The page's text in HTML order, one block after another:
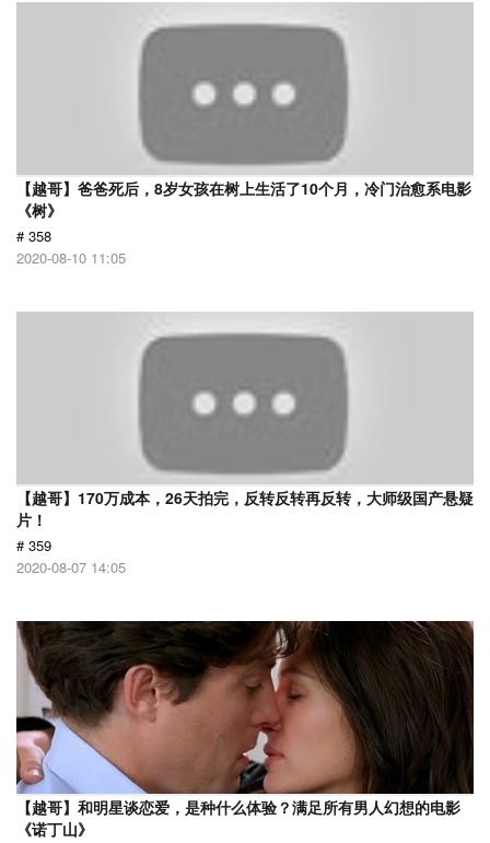
【越哥】爸爸死后，8岁女孩在树上生活了10个月，冷门治愈系电影
《树》
# 358
2020-08-10 11:05
【越哥】170万成本，26天拍完，反转反转再反转，大师级国产悬疑
片！
# 359
2020-08-07 14:05
【越哥】和明星谈恋爱，是种什么体验？满足所有男人幻想的电影
《诺丁山》